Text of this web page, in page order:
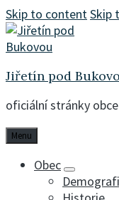
Skip to contentSkip
Jiřetín pod
oficiální stránky obce
Menu
Obec